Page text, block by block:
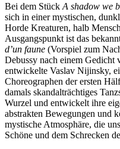
Bei dem Stück A shadow we
sich in einer mystischen,
Horde Kreaturen, halb
Ausgangspunkt ist das
d’un faune (Vorspiel zum
Debussy nach einem Gedicht
entwickelte Vaslav Nijinsky,
Choreographen der ersten
damals skandalträchtiges
Wurzel und entwickelt ihre
abstrakten Bewegungen und
mystische Atmosphäre, die
Schöne und dem Schrecken